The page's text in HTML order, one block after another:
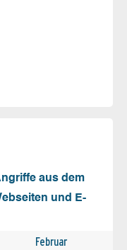
aus dem
und E-
Februar